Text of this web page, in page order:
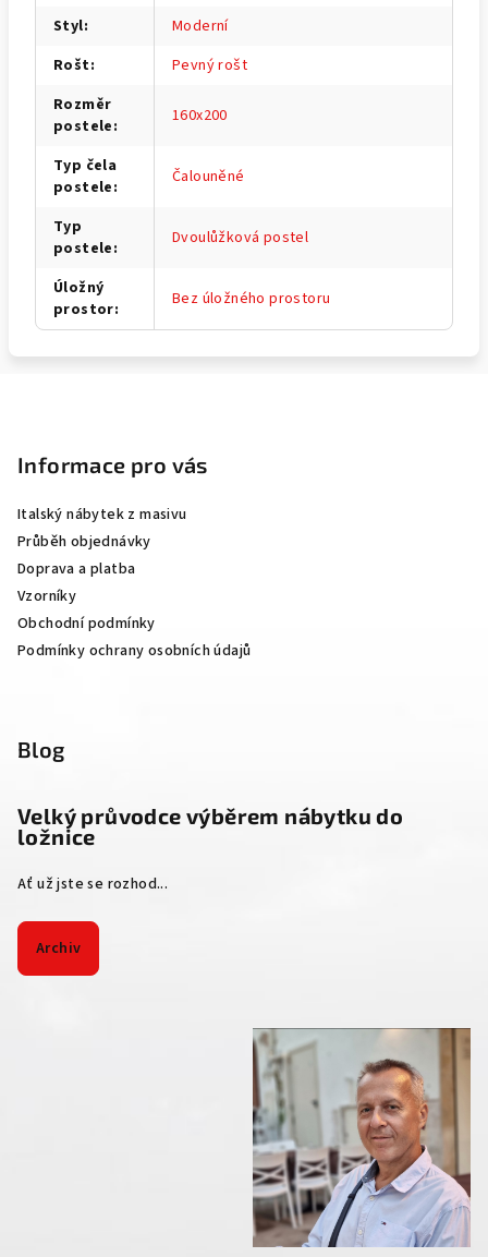
Styl:
Moderní
Rošt:
Pevný rošt
Rozměr
postele: 160x200
Typ čela
postele: Čalouněné
Typ
postele: Dvoulůžková postel
Úložný
prostor: Bez úložného prostoru
Informace pro vás
Italský nábytek z masivu
Průběh objednávky
Doprava a platba
Vzorníky
Obchodní podmínky
Podmínky ochrany osobních údajů
Blog
Velký průvodce výběrem nábytku do
ložnice
Ať už jste se rozhod...
Archiv